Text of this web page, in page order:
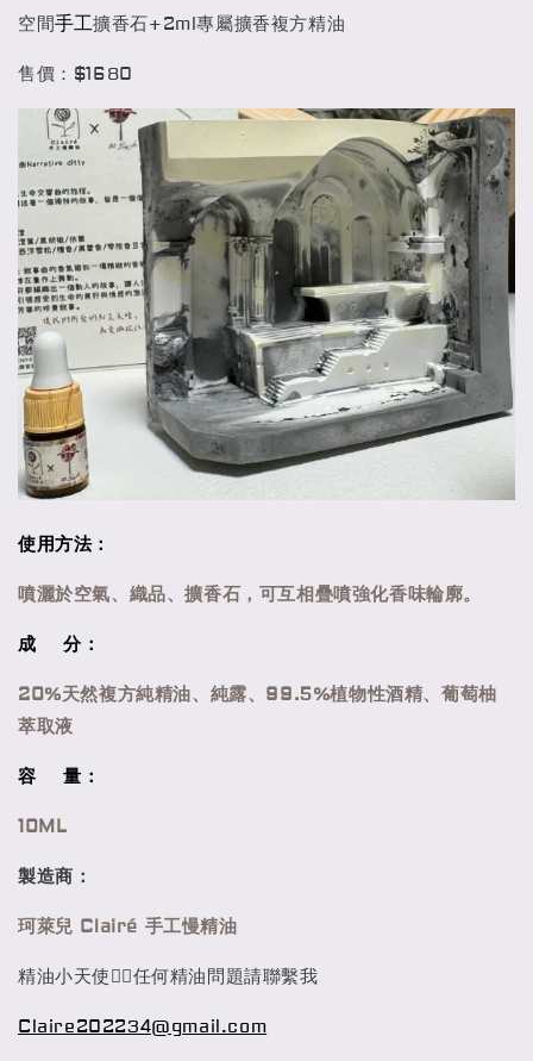
空間手工擴香石+2ml專屬擴香複方精油
售價：$1680
使用方法：
噴灑於空氣、織品、擴香石，可互相疊噴強化香味輪廓。
成 分：
20%天然複方純精油、純露、99.5%植物性酒精、葡萄柚
萃取液
容 量：
10ML
製造商：
珂萊兒 Clairé 手工慢精油
精油小天使🧚‍♀️任何精油問題請聯繫我
Claire202234@gmail.com